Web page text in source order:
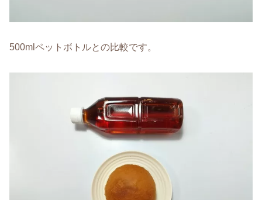
500mlペットボトルとの比較です。